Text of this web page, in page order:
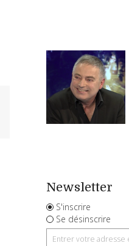
Newsletter
S'inscrire
Se désinscrire